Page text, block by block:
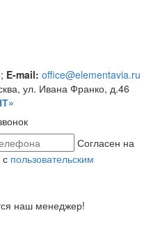
; E-mail: office@elementavia.ru
ул. Ивана Франко, д.46
Согласен на
с пользовательским
наш менеджер!